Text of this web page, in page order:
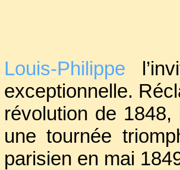
Louis-Philippe
exceptionnelle.
révolution de
une tournée
parisien en mai